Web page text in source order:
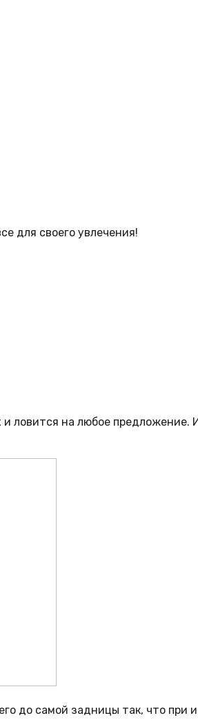
для своего увлечения!
ловится на любое
до самой задницы так, что при